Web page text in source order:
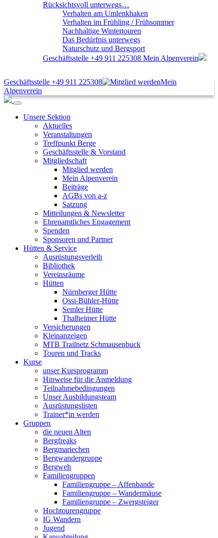
Rücksichtsvoll unterwegs…
Verhalten am Umlenkhaken
Verhalten im Frühling / Frühsommer
Nachhaltige Wintertouren
Das Bedürfnis unterwegs
Naturschutz und Bergsport
Geschäftsstelle +49 911 225308 Mein Alpenverein
Geschäftsstelle +49 911 225308
Mein
Alpenverein
Unsere Sektion
Aktuelles
Veranstaltungen
Treffpunkt Berge
Geschäftsstelle & Vorstand
Mitgliedschaft
Mitglied werden
Mein Alpenverein
Beiträge
AGBs von a-z
Satzung
Mitteilungen & Newsletter
Ehrenamtliches Engagement
Spenden
Sponsoren und Partner
Hütten & Service
Ausrüstungsverleih
Bibliothek
Vereinsräume
Hütten
Nürnberger Hütte
Ossi-Bühler-Hütte
Semler Hütte
Thalheimer Hütte
Versicherungen
Kleinanzeigen
MTB Trailnetz Schmausenbuck
Touren und Tracks
Kurse
unser Kursprogramm
Hinweise für die Anmeldung
Teilnahmebedingungen
Unser Ausbildungsteam
Ausrüstungslisten
Trainer*in werden
Gruppen
die neuen Alten
Bergfreaks
Bergmariechen
Bergwandergruppe
Bergweh
Familiengruppen
Familiengruppe – Affenbande
Familiengruppe – Wandermäuse
Familiengruppe – Zwergsteiger
Hochtourengruppe
IG Wandern
Jugend